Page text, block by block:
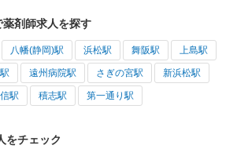
剤師求人を探す
八幡(静岡)駅 浜松駅 舞阪駅 上島駅
遠州病院駅 さぎの宮駅 新浜松駅
駅 積志駅 第一通り駅
をチェック